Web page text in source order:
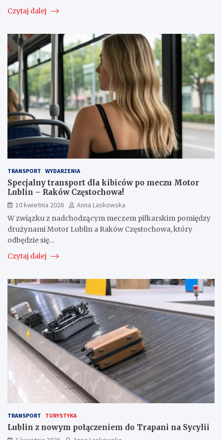
Czytaj dalej
TRANSPORT WYDARZENIA
Specjalny transport dla kibiców po meczu Motor
Lublin – Raków Częstochowa!
10 kwietnia 2026
Anna Laskowska
W związku z nadchodzącym meczem piłkarskim pomiędzy
drużynami Motor Lublin a Raków Częstochowa, który
odbędzie się…
Czytaj dalej
TRANSPORT TURYSTYKA
Lublin z nowym połączeniem do Trapani na Sycylii